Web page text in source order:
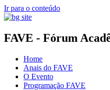
Ir para o conteúdo
FAVE - Fórum
Home
Anais do FAVE
O Evento
Programação FAVE